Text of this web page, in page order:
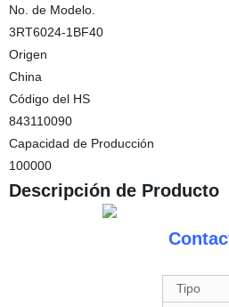
No. de Modelo.
3RT6024-1BF40
Origen
China
Código del HS
843110090
Capacidad de Producción
100000
Descripción de Producto
Tipo